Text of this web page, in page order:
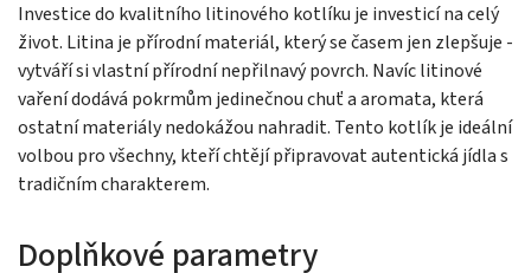
Investice do kvalitního litinového kotlíku je investicí na celý
život. Litina je přírodní materiál, který se časem jen zlepšuje -
vytváří si vlastní přírodní nepřilnavý povrch. Navíc litinové
vaření dodává pokrmům jedinečnou chuť a aromata, která
ostatní materiály nedokážou nahradit. Tento kotlík je ideální
volbou pro všechny, kteří chtějí připravovat autentická jídla s
tradičním charakterem.
Doplňkové parametry